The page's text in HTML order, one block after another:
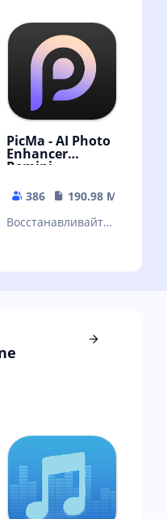
генеалогического
древа
PicMa - AI Photo
Enhancer
Remini
386
190.98 MB
Восстанавливайте